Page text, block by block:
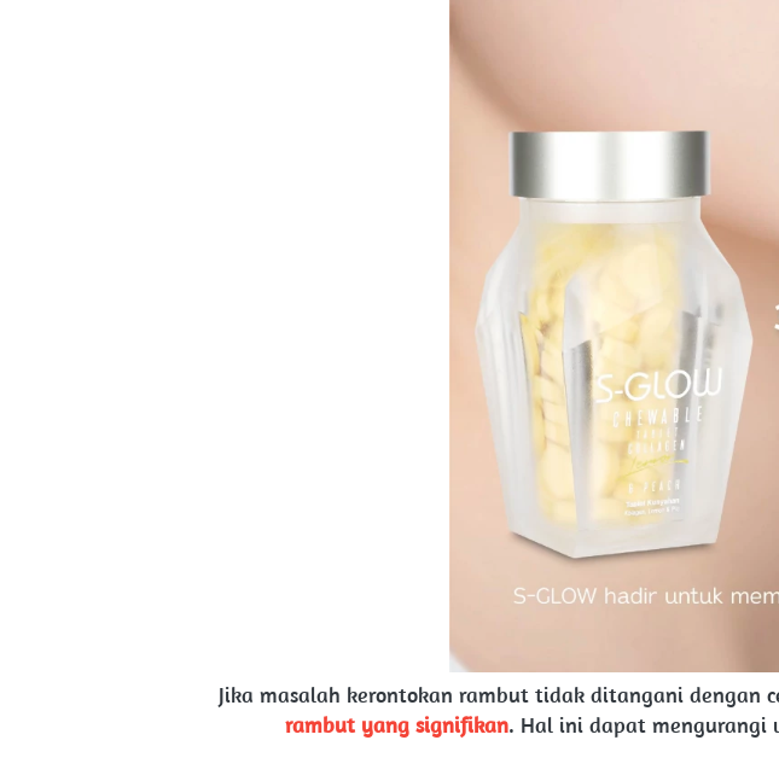
Jika masalah kerontokan rambut tidak ditangani dengan
rambut yang signifikan. Hal ini dapat mengurangi